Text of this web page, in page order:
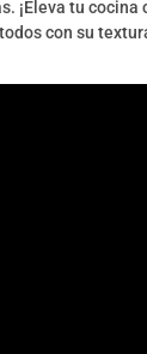
¡Eleva tu cocina
con su